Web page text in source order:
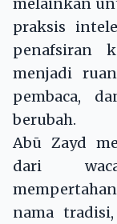
praksis
penafsiran
menjadi
pembaca,
berubah.
Abū Zayd
dari
nama